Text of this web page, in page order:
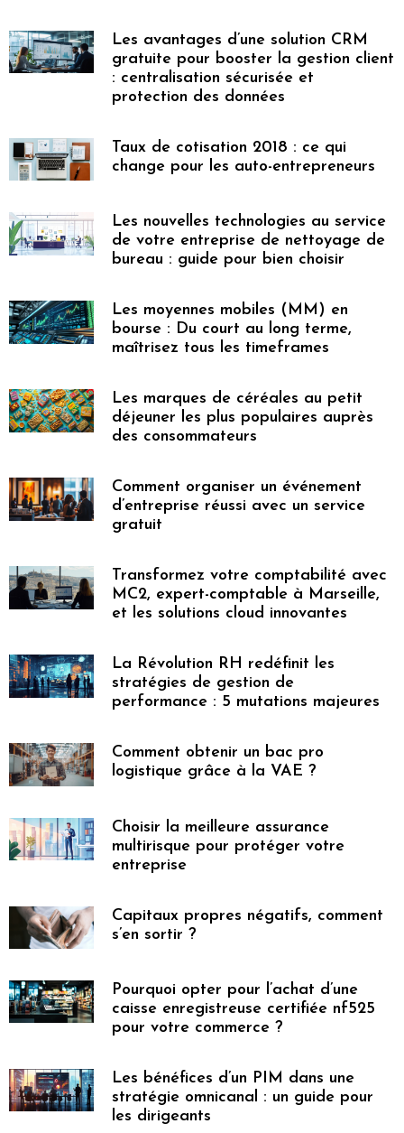
Les avantages d’une solution CRM
gratuite pour booster la gestion client
: centralisation sécurisée et
protection des données
Taux de cotisation 2018 : ce qui
change pour les auto-entrepreneurs
Les nouvelles technologies au service
de votre entreprise de nettoyage de
bureau : guide pour bien choisir
Les moyennes mobiles (MM) en
bourse : Du court au long terme,
maîtrisez tous les timeframes
Les marques de céréales au petit
déjeuner les plus populaires auprès
des consommateurs
Comment organiser un événement
d’entreprise réussi avec un service
gratuit
Transformez votre comptabilité avec
MC2, expert-comptable à Marseille,
et les solutions cloud innovantes
La Révolution RH redéfinit les
stratégies de gestion de
performance : 5 mutations majeures
Comment obtenir un bac pro
logistique grâce à la VAE ?
Choisir la meilleure assurance
multirisque pour protéger votre
entreprise
Capitaux propres négatifs, comment
s’en sortir ?
Pourquoi opter pour l’achat d’une
caisse enregistreuse certifiée nf525
pour votre commerce ?
Les bénéfices d’un PIM dans une
stratégie omnicanal : un guide pour
les dirigeants